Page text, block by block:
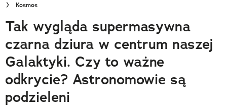
Wielki Konkurs Fotograficzny
Trendbook Podróżniczy
Polecane
Kosmos
Tak wygląda supermasywna
czarna dziura w centrum naszej
Galaktyki. Czy to ważne
odkrycie? Astronomowie są
podzieleni